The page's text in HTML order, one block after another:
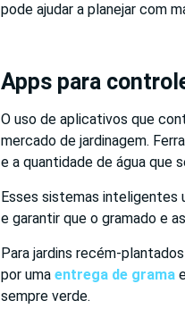
pode ajudar a planejar com
Apps para
O uso de aplicativos que
mercado de jardinagem.
e a quantidade de água que
Esses sistemas inteligentes
e garantir que o gramado e
Para jardins recém-
por uma entrega de grama
sempre verde.